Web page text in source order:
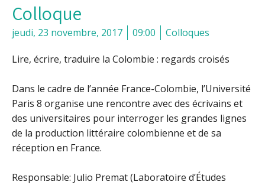
Colloque
jeudi, 23 novembre, 2017 09:00 Colloques
Lire, écrire, traduire la Colombie : regards croisés
Dans le cadre de l’année France-Colombie, l’Université
Paris 8 organise une rencontre avec des écrivains et
des universitaires pour interroger les grandes lignes
de la production littéraire colombienne et de sa
réception en France.
Responsable: Julio Premat (Laboratoire d’Études